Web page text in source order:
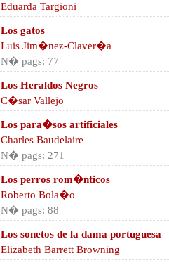
Eduarda Targioni
Los gatos
Luis Jim�nez-Claver�a
N� pags: 77
Los Heraldos Negros
C�sar Vallejo
Los para�sos artificiales
Charles Baudelaire
N� pags: 271
Los perros rom�nticos
Roberto Bola�o
N� pags: 88
Los sonetos de la dama portuguesa
Elizabeth Barrett Browning